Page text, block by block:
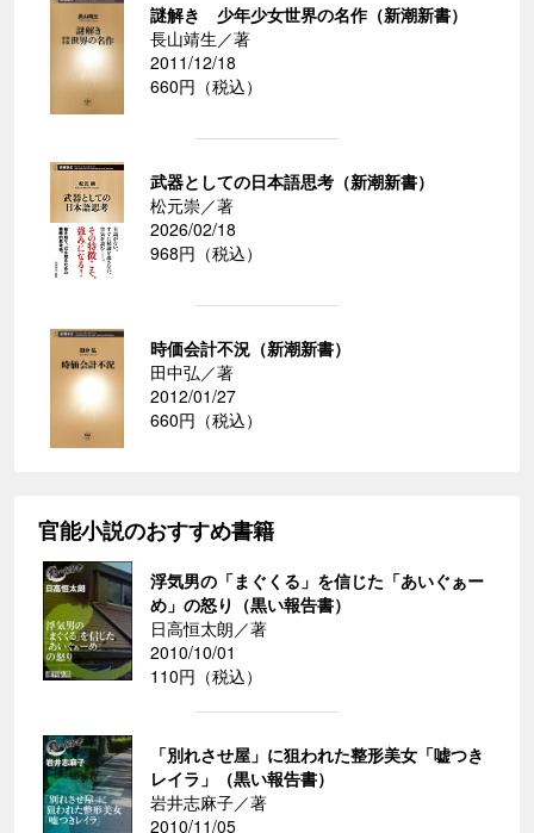
謎解き 少年少女世界の名作（新潮新書）
長山靖生／著
2011/12/18
660円（税込）
武器としての日本語思考（新潮新書）
松元崇／著
2026/02/18
968円（税込）
時価会計不況（新潮新書）
田中弘／著
2012/01/27
660円（税込）
官能小説のおすすめ書籍
浮気男の「まぐくる」を信じた「あいぐぁー
め」の怒り（黒い報告書）
日高恒太朗／著
2010/10/01
110円（税込）
「別れさせ屋」に狙われた整形美女「嘘つき
レイラ」（黒い報告書）
岩井志麻子／著
2010/11/05